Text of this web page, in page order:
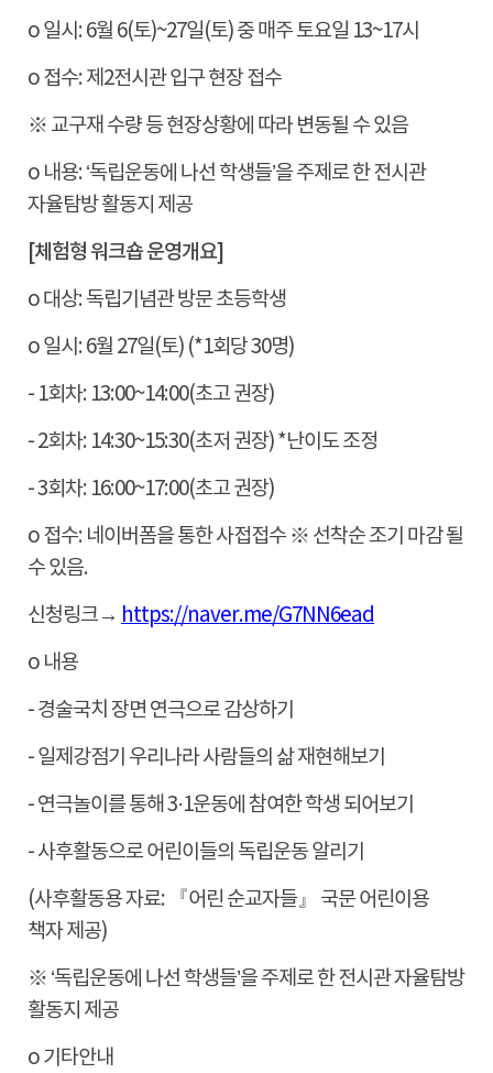
o 일시 : 6월 6(토)~27일(토)중 매주 토요일 13~17시
o 접수: 제 2전시관 입구 현장 접수
※ 교구재 수량 등 현장상황에 따라 변동될 수 있음
o 내용: ‘독립운동에 나선 학생들’을 주제로 한 전시관
자율탐방 활동지 제공
[체험형 워크숍 운영개요]
o 대상: 독립기념관 방문 초등학생
o 일시 : 6월 27일(토) (*1회당30명)
- 1회차: 13:00~14:00(초고 권장)
- 2회차: 14:30~15:30(초저 권장) *난이도 조정
- 3회차: 16:00~17:00(초고 권장)
o 접수: 네이버폼을 통한 사접접수※ 선착순 조기 마감 될
수 있음.
신청링크→ https://naver.me/G7NN6ead
o 내용
-경술국치 장면 연극으로 감상하기
-일제강점기 우리나라 사람들의 삶 재현해보기
-연극놀이를 통해 3·1운동에 참여한 학생 되어보기
-사후활동으로 어린이들의 독립운동 알리기
(사후활동용 자료: 『어린 순교자들』 국문 어린이용
책자 제공)
※ ‘독립운동에 나선 학생들’을 주제로 한 전시관 자율탐방
활동지 제공
o 기타안내